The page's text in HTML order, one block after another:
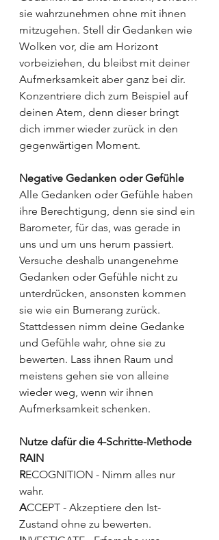
sie wahrzunehmen ohne mit ihnen
mitzugehen. Stell dir Gedanken wie
Wolken vor, die am Horizont
vorbeiziehen, du bleibst mit deiner
Aufmerksamkeit aber ganz bei dir.
Konzentriere dich zum Beispiel auf
deinen Atem, denn dieser bringt
dich immer wieder zurück in den
gegenwärtigen Moment.
Negative Gedanken oder Gefühle
Alle Gedanken oder Gefühle haben
ihre Berechtigung, denn sie sind ein
Barometer, für das, was gerade in
uns und um uns herum passiert.
Versuche deshalb unangenehme
Gedanken oder Gefühle nicht zu
unterdrücken, ansonsten kommen
sie wie ein Bumerang zurück.
Stattdessen nimm deine Gedanke
und Gefühle wahr, ohne sie zu
bewerten. Lass ihnen Raum und
meistens gehen sie von alleine
wieder weg, wenn wir ihnen
Aufmerksamkeit schenken.
Nutze dafür die 4-Schritte-Methode
RAIN
RECOGNITION - Nimm alles nur
wahr.
ACCEPT - Akzeptiere den Ist-
Zustand ohne zu bewerten.